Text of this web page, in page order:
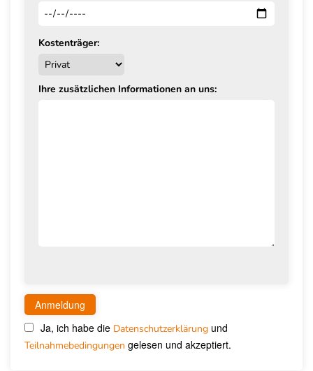
Kostenträger:
Ihre zusätzlichen Informationen an uns:
Ja, ich habe die Datenschutzerklärung und
Teilnahmebedingungen gelesen und akzeptiert.